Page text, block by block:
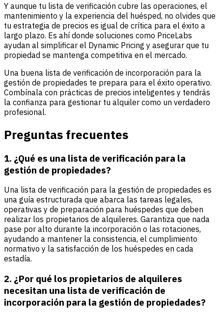
Y aunque tu lista de verificación cubre las operaciones, el
mantenimiento y la experiencia del huésped, no olvides que
tu estrategia de precios es igual de crítica para el éxito a
largo plazo. Es ahí donde soluciones como PriceLabs
ayudan al simplificar el Dynamic Pricing y asegurar que tu
propiedad se mantenga competitiva en el mercado.
Una buena lista de verificación de incorporación para la
gestión de propiedades te prepara para el éxito operativo.
Combínala con prácticas de precios inteligentes y tendrás
la confianza para gestionar tu alquiler como un verdadero
profesional.
Preguntas frecuentes
1. ¿Qué es una lista de verificación para la
gestión de propiedades?
Una lista de verificación para la gestión de propiedades es
una guía estructurada que abarca las tareas legales,
operativas y de preparación para huéspedes que deben
realizar los propietarios de alquileres. Garantiza que nada
pase por alto durante la incorporación o las rotaciones,
ayudando a mantener la consistencia, el cumplimiento
normativo y la satisfacción de los huéspedes en cada
estadía.
2. ¿Por qué los propietarios de alquileres
necesitan una lista de verificación de
incorporación para la gestión de propiedades?